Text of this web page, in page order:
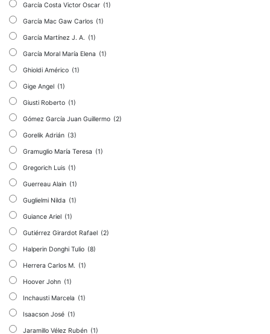
García Costa Victor Oscar (1)
García Mac Gaw Carlos (1)
García Martínez J. A. (1)
García Moral María Elena (1)
Ghioldi Américo (1)
Gige Angel (1)
Giusti Roberto (1)
Gómez García Juan Guillermo (2)
Gorelik Adrián (3)
Gramuglio María Teresa (1)
Gregorich Luis (1)
Guerreau Alain (1)
Guglielmi Nilda (1)
Guiance Ariel (1)
Gutiérrez Girardot Rafael (2)
Halperin Donghi Tulio (8)
Herrera Carlos M. (1)
Hoover John (1)
Inchausti Marcela (1)
Isaacson José (1)
Jaramillo Vélez Rubén (1)